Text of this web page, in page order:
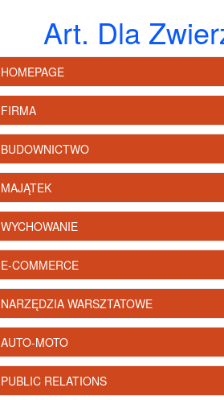
Art. Dla
HOMEPAGE
FIRMA
BUDOWNICTWO
MAJĄTEK
WYCHOWANIE
E-COMMERCE
NARZĘDZIA WARSZTATOWE
AUTO-MOTO
PUBLIC RELATIONS